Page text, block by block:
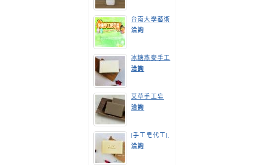
台南大學藝術
手工皂師資培
訓班
洽詢
冰糖燕麥手工
皂
洽詢
艾草手工皂
洽詢
[手工皂代工],
膠原蛋白手工
皂
洽詢